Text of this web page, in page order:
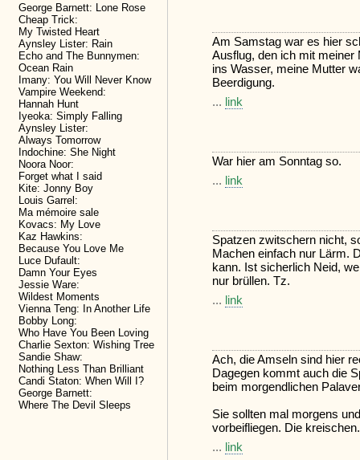
George Barnett: Lone Rose
Cheap Trick:
My Twisted Heart
Aynsley Lister: Rain
Echo and The Bunnymen:
Ocean Rain
Imany: You Will Never Know
Vampire Weekend:
Hannah Hunt
Iyeoka: Simply Falling
Aynsley Lister:
Always Tomorrow
Indochine: She Night
Noora Noor:
Forget what I said
Kite: Jonny Boy
Louis Garrel:
Ma mémoire sale
Kovacs: My Love
Kaz Hawkins:
Because You Love Me
Luce Dufault:
Damn Your Eyes
Jessie Ware:
Wildest Moments
Vienna Teng: In Another Life
Bobby Long:
Who Have You Been Loving
Charlie Sexton: Wishing Tree
Sandie Shaw:
Nothing Less Than Brilliant
Candi Staton: When Will I?
George Barnett:
Where The Devil Sleeps
Am Samstag war es hier
Ausflug, den ich mit meiner
ins Wasser, meine Mutter
Beerdigung.
... link
War hier am Sonntag so.
... link
Spatzen zwitschern nicht,
Machen einfach nur Lärm.
kann. Ist sicherlich Neid,
nur brüllen. Tz.
... link
Ach, die Amseln sind hier
Dagegen kommt auch die
beim morgendlichen
Sie sollten mal morgens
vorbeifliegen. Die kreischen.
... link